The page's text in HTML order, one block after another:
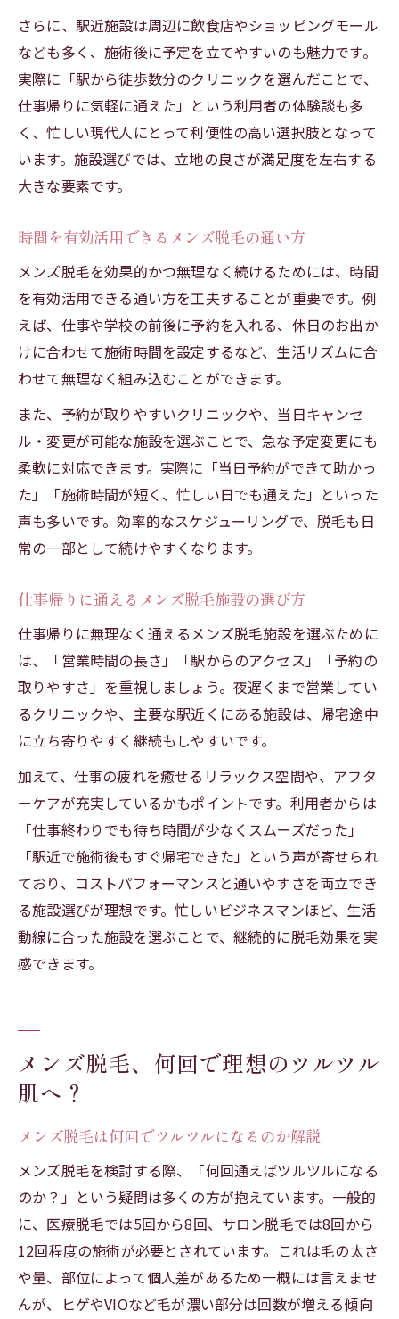
さらに、駅近施設は周辺に飲食店やショッピングモール
なども多く、施術後に予定を立てやすいのも魅力です。
実際に「駅から徒歩数分のクリニックを選んだことで、
仕事帰りに気軽に通えた」という利用者の体験談も多
く、忙しい現代人にとって利便性の高い選択肢となって
います。施設選びでは、立地の良さが満足度を左右する
大きな要素です。
時間を有効活用できるメンズ脱毛の通い方
メンズ脱毛を効果的かつ無理なく続けるためには、時間
を有効活用できる通い方を工夫することが重要です。例
えば、仕事や学校の前後に予約を入れる、休日のお出か
けに合わせて施術時間を設定するなど、生活リズムに合
わせて無理なく組み込むことができます。
また、予約が取りやすいクリニックや、当日キャンセ
ル・変更が可能な施設を選ぶことで、急な予定変更にも
柔軟に対応できます。実際に「当日予約ができて助かっ
た」「施術時間が短く、忙しい日でも通えた」といった
声も多いです。効率的なスケジューリングで、脱毛も日
常の一部として続けやすくなります。
仕事帰りに通えるメンズ脱毛施設の選び方
仕事帰りに無理なく通えるメンズ脱毛施設を選ぶために
は、「営業時間の長さ」「駅からのアクセス」「予約の
取りやすさ」を重視しましょう。夜遅くまで営業してい
るクリニックや、主要な駅近くにある施設は、帰宅途中
に立ち寄りやすく継続もしやすいです。
加えて、仕事の疲れを癒せるリラックス空間や、アフタ
ーケアが充実しているかもポイントです。利用者からは
「仕事終わりでも待ち時間が少なくスムーズだった」
「駅近で施術後もすぐ帰宅できた」という声が寄せられ
ており、コストパフォーマンスと通いやすさを両立でき
る施設選びが理想です。忙しいビジネスマンほど、生活
動線に合った施設を選ぶことで、継続的に脱毛効果を実
感できます。
メンズ脱毛、何回で理想のツルツル
肌へ？
メンズ脱毛は何回でツルツルになるのか解説
メンズ脱毛を検討する際、「何回通えばツルツルになる
のか？」という疑問は多くの方が抱えています。一般的
に、医療脱毛では5回から8回、サロン脱毛では8回から
12回程度の施術が必要とされています。これは毛の太さ
や量、部位によって個人差があるため一概には言えませ
んが、ヒゲやVIOなど毛が濃い部分は回数が増える傾向